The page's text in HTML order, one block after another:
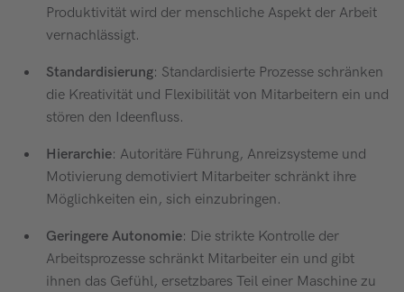
Produktivität wird der menschliche Aspekt der Arbeit
vernachlässigt.
Standardisierung: Standardisierte Prozesse schränken
die Kreativität und Flexibilität von Mitarbeitern ein und
stören den Ideenfluss.
Hierarchie: Autoritäre Führung, Anreizsysteme und
Motivierung demotiviert Mitarbeiter schränkt ihre
Möglichkeiten ein, sich einzubringen.
Geringere Autonomie: Die strikte Kontrolle der
Arbeitsprozesse schränkt Mitarbeiter ein und gibt
ihnen das Gefühl, ersetzbares Teil einer Maschine zu